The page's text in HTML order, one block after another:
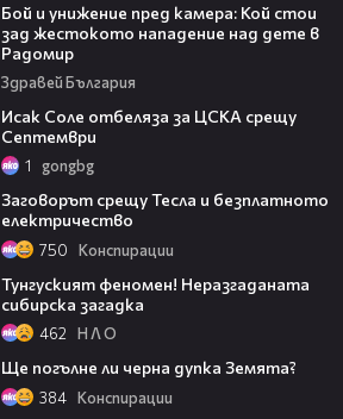
Бой и унижение пред камера: Кой стои
зад жестокото нападение над дете в
Радомир
Здравей България
Исак Соле отбеляза за ЦСКА срещу
Септември
1 gongbg
Заговорът срещу Тесла и безплатното
електричество
750 Конспирации
Тунгуският феномен! Неразгаданата
сибирска загадка
462 Н Л О
Ще погълне ли черна дупка Земята?
384 Конспирации